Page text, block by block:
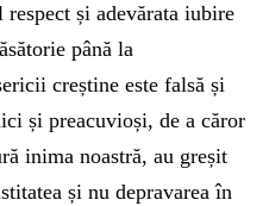
și adevărata iubire
până la
creștine este falsă și
și preacuvioși, de a căror
inima noastră, au greșit
și nu depravarea în